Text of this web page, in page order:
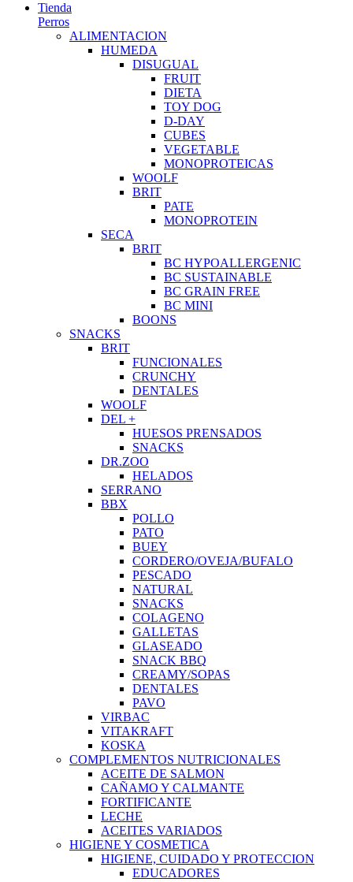
Tienda
Perros
ALIMENTACION
HUMEDA
DISUGUAL
FRUIT
DIETA
TOY DOG
D-DAY
CUBES
VEGETABLE
MONOPROTEICAS
WOOLF
BRIT
PATE
MONOPROTEIN
SECA
BRIT
BC HYPOALLERGENIC
BC SUSTAINABLE
BC GRAIN FREE
BC MINI
BOONS
SNACKS
BRIT
FUNCIONALES
CRUNCHY
DENTALES
WOOLF
DEL +
HUESOS PRENSADOS
SNACKS
DR.ZOO
HELADOS
SERRANO
BBX
POLLO
PATO
BUEY
CORDERO/OVEJA/BUFALO
PESCADO
NATURAL
SNACKS
COLAGENO
GALLETAS
GLASEADO
SNACK BBQ
CREAMY/SOPAS
DENTALES
PAVO
VIRBAC
VITAKRAFT
KOSKA
COMPLEMENTOS NUTRICIONALES
ACEITE DE SALMON
CAÑAMO Y CALMANTE
FORTIFICANTE
LECHE
ACEITES VARIADOS
HIGIENE Y COSMETICA
HIGIENE, CUIDADO Y PROTECCION
EDUCADORES